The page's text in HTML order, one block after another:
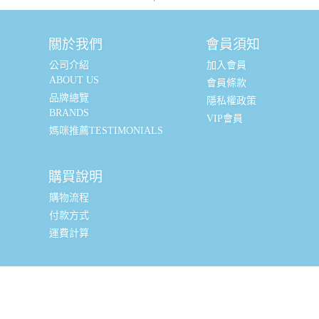
關於我們
公司介紹
ABOUT US
品牌總覽
BRANDS
媽咪推薦TESTIMONIALS
會員須知
加入會員
會員條款
隱私權政策
VIP會員
購買說明
購物流程
付款方式
運費計算